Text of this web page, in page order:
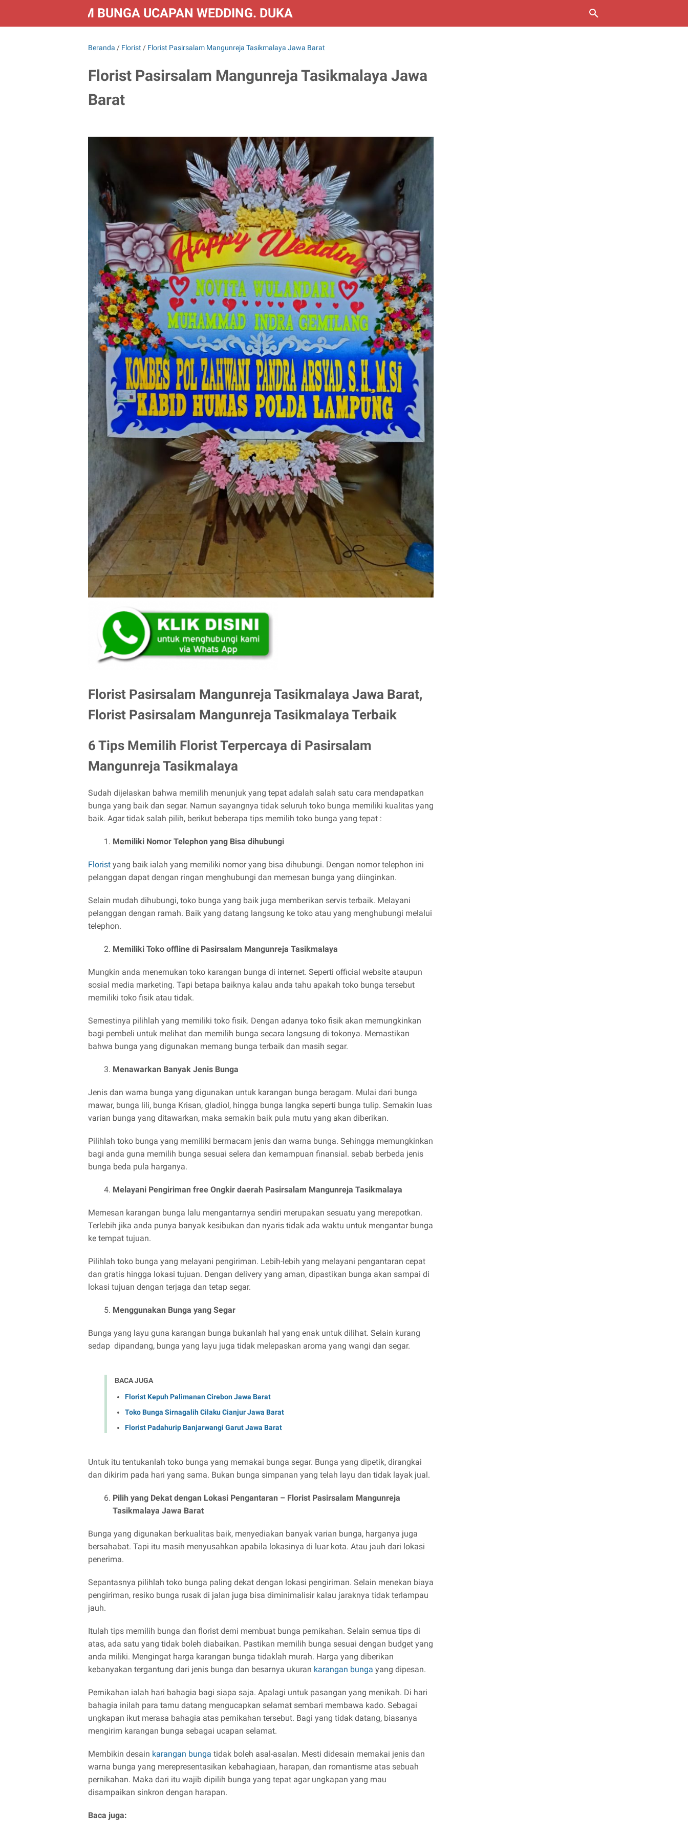
FLORIST KIRIM BUNGA UCAPAN WEDDING. DUKA & CONGRATS
Beranda / Florist / Florist Pasirsalam Mangunreja Tasikmalaya Jawa Barat
Florist Pasirsalam Mangunreja Tasikmalaya Jawa
Barat
Florist Pasirsalam Mangunreja Tasikmalaya Jawa Barat,
Florist Pasirsalam Mangunreja Tasikmalaya Terbaik
6 Tips Memilih Florist Terpercaya di Pasirsalam
Mangunreja Tasikmalaya
Sudah dijelaskan bahwa memilih menunjuk yang tepat adalah salah satu cara mendapatkan
bunga yang baik dan segar. Namun sayangnya tidak seluruh toko bunga memiliki kualitas yang
baik. Agar tidak salah pilih, berikut beberapa tips memilih toko bunga yang tepat :
Memiliki Nomor Telephon yang Bisa dihubungi
Florist yang baik ialah yang memiliki nomor yang bisa dihubungi. Dengan nomor telephon ini
pelanggan dapat dengan ringan menghubungi dan memesan bunga yang diinginkan.
Selain mudah dihubungi, toko bunga yang baik juga memberikan servis terbaik. Melayani
pelanggan dengan ramah. Baik yang datang langsung ke toko atau yang menghubungi melalui
telephon.
Memiliki Toko offline di Pasirsalam Mangunreja Tasikmalaya
Mungkin anda menemukan toko karangan bunga di internet. Seperti official website ataupun
sosial media marketing. Tapi betapa baiknya kalau anda tahu apakah toko bunga tersebut
memiliki toko fisik atau tidak.
Semestinya pilihlah yang memiliki toko fisik. Dengan adanya toko fisik akan memungkinkan
bagi pembeli untuk melihat dan memilih bunga secara langsung di tokonya. Memastikan
bahwa bunga yang digunakan memang bunga terbaik dan masih segar.
Menawarkan Banyak Jenis Bunga
Jenis dan warna bunga yang digunakan untuk karangan bunga beragam. Mulai dari bunga
mawar, bunga lili, bunga Krisan, gladiol, hingga bunga langka seperti bunga tulip. Semakin luas
varian bunga yang ditawarkan, maka semakin baik pula mutu yang akan diberikan.
Pilihlah toko bunga yang memiliki bermacam jenis dan warna bunga. Sehingga memungkinkan
bagi anda guna memilih bunga sesuai selera dan kemampuan finansial. sebab berbeda jenis
bunga beda pula harganya.
Melayani Pengiriman free Ongkir daerah Pasirsalam Mangunreja Tasikmalaya
Memesan karangan bunga lalu mengantarnya sendiri merupakan sesuatu yang merepotkan.
Terlebih jika anda punya banyak kesibukan dan nyaris tidak ada waktu untuk mengantar bunga
ke tempat tujuan.
Pilihlah toko bunga yang melayani pengiriman. Lebih-lebih yang melayani pengantaran cepat
dan gratis hingga lokasi tujuan. Dengan delivery yang aman, dipastikan bunga akan sampai di
lokasi tujuan dengan terjaga dan tetap segar.
Menggunakan Bunga yang Segar
Bunga yang layu guna karangan bunga bukanlah hal yang enak untuk dilihat. Selain kurang
sedap dipandang, bunga yang layu juga tidak melepaskan aroma yang wangi dan segar.
BACA JUGA
Florist Kepuh Palimanan Cirebon Jawa Barat
Toko Bunga Sirnagalih Cilaku Cianjur Jawa Barat
Florist Padahurip Banjarwangi Garut Jawa Barat
Untuk itu tentukanlah toko bunga yang memakai bunga segar. Bunga yang dipetik, dirangkai
dan dikirim pada hari yang sama. Bukan bunga simpanan yang telah layu dan tidak layak jual.
Pilih yang Dekat dengan Lokasi Pengantaran – Florist Pasirsalam Mangunreja
Tasikmalaya Jawa Barat
Bunga yang digunakan berkualitas baik, menyediakan banyak varian bunga, harganya juga
bersahabat. Tapi itu masih menyusahkan apabila lokasinya di luar kota. Atau jauh dari lokasi
penerima.
Sepantasnya pilihlah toko bunga paling dekat dengan lokasi pengiriman. Selain menekan biaya
pengiriman, resiko bunga rusak di jalan juga bisa diminimalisir kalau jaraknya tidak terlampau
jauh.
Itulah tips memilih bunga dan florist demi membuat bunga pernikahan. Selain semua tips di
atas, ada satu yang tidak boleh diabaikan. Pastikan memilih bunga sesuai dengan budget yang
anda miliki. Mengingat harga karangan bunga tidaklah murah. Harga yang diberikan
kebanyakan tergantung dari jenis bunga dan besarnya ukuran karangan bunga yang dipesan.
Pernikahan ialah hari bahagia bagi siapa saja. Apalagi untuk pasangan yang menikah. Di hari
bahagia inilah para tamu datang mengucapkan selamat sembari membawa kado. Sebagai
ungkapan ikut merasa bahagia atas pernikahan tersebut. Bagi yang tidak datang, biasanya
mengirim karangan bunga sebagai ucapan selamat.
Membikin desain karangan bunga tidak boleh asal-asalan. Mesti didesain memakai jenis dan
warna bunga yang merepresentasikan kebahagiaan, harapan, dan romantisme atas sebuah
pernikahan. Maka dari itu wajib dipilih bunga yang tepat agar ungkapan yang mau
disampaikan sinkron dengan harapan.
Baca juga: